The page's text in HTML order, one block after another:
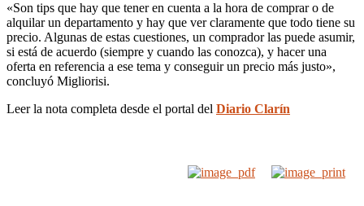
«Son tips que hay que tener en cuenta a la hora de comprar o de
alquilar un departamento y hay que ver claramente que todo tiene su
precio. Algunas de estas cuestiones, un comprador las puede asumir,
si está de acuerdo (siempre y cuando las conozca), y hacer una
oferta en referencia a ese tema y conseguir un precio más justo»,
concluyó Migliorisi.
Leer la nota completa desde el portal del Diario Clarín